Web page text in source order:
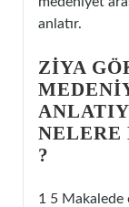
anlatır.
ZIYA
?
1 5 Makalede